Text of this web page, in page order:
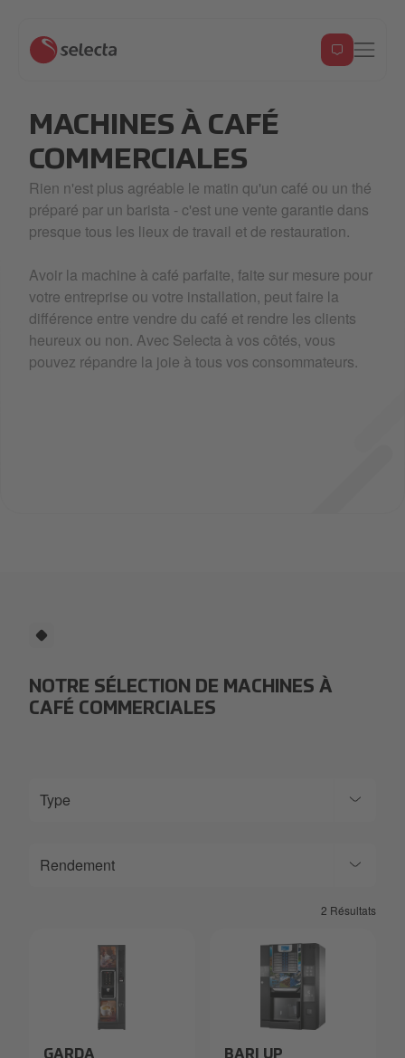
MACHINES À CAFÉ
COMMERCIALES
Rien n'est plus agréable le matin qu'un café ou un thé
préparé par un barista - c'est une vente garantie dans
presque tous les lieux de travail et de restauration.
Avoir la machine à café parfaite, faite sur mesure pour
votre entreprise ou votre installation, peut faire la
différence entre vendre du café et rendre les clients
heureux ou non. Avec Selecta à vos côtés, vous
pouvez répandre la joie à tous vos consommateurs.
NOTRE SÉLECTION DE MACHINES À
CAFÉ COMMERCIALES
Type
Rendement
2 Résultats